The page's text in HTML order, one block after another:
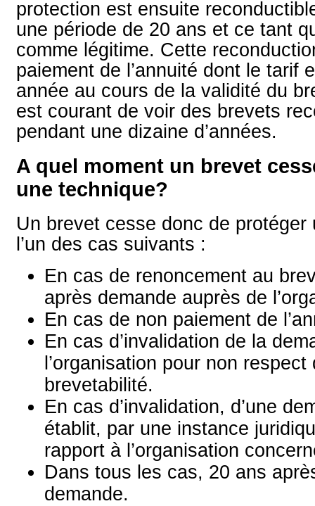
protection est ensuite
une période de 20 ans et ce tant
comme légitime. Cette
paiement de l’annuité dont le tarif
année au cours de la validité du
est courant de voir des brevets
pendant une dizaine d’années.
A quel moment un brevet
une technique?
Un brevet cesse donc de protéger
l’un des cas suivants :
En cas de renoncement au
après demande auprès de
En cas de non paiement de
En cas d’invalidation de la
l’organisation pour non
brevetabilité.
En cas d’invalidation, d’une
établit, par une instance
rapport à l’organisation
Dans tous les cas, 20 ans
demande.